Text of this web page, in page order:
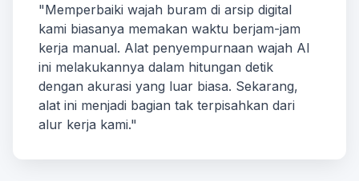
"Memperbaiki wajah buram di arsip digital
kami biasanya memakan waktu berjam-jam
kerja manual. Alat penyempurnaan wajah AI
ini melakukannya dalam hitungan detik
dengan akurasi yang luar biasa. Sekarang,
alat ini menjadi bagian tak terpisahkan dari
alur kerja kami."